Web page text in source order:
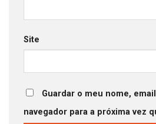
Site
Guardar o meu nome,
navegador para a próxima vez